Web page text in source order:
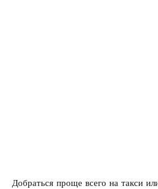
Добраться проще всего на такси